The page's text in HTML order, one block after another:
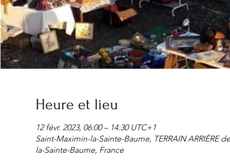
Heure et lieu
12 févr. 2023, 06:00 – 14:30 UTC+1
Saint-Maximin-la-Sainte-Baume, TERRAIN ARRIÈRE
la-Sainte-Baume, France